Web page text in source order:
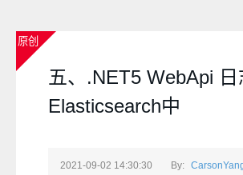
原创
五、.NET5 WebApi
Elasticsearch中
2021-09-02 14:30:30 By: